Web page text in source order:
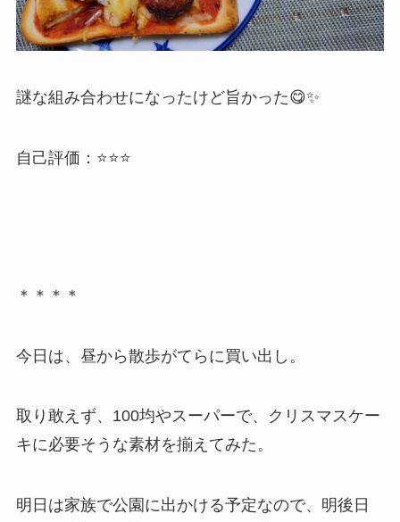
謎な組み合わせになったけど旨かった😋✨
自己評価：⭐⭐⭐
＊＊＊＊
今日は、昼から散歩がてらに買い出し。
取り敢えず、100均やスーパーで、クリスマスケー
キに必要そうな素材を揃えてみた。
明日は家族で公園に出かける予定なので、明後日